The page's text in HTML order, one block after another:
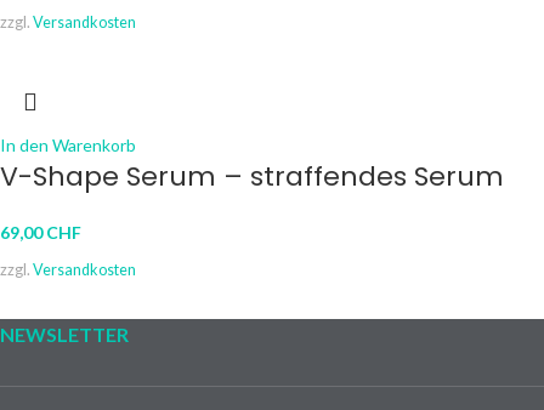
zzgl. Versandkosten
In den Warenkorb
V-Shape Serum – straffendes Serum
69,00CHF
zzgl. Versandkosten
NEWSLETTER